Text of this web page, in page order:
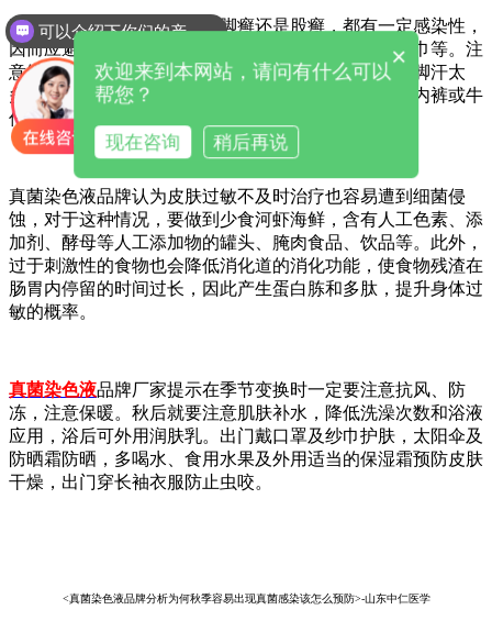
真菌染色液厂家提醒不论是脚癣还是股癣，都有一定感染性，
因而应避免同用公共浴室、游泳池、旅馆的凉拖或毛巾等。注
意维持脚部清理干躁，穿透气性好的袜子，以免造成脚汗太
多，脚臭加重，应勤换袜子。勤换内裤，不穿紧身的内裤或牛
仔裤。勤洗澡，保持身体清理。
真菌染色液品牌认为皮肤过敏不及时治疗也容易遭到细菌侵
蚀，对于这种情况，要做到少食河虾海鲜，含有人工色素、添
加剂、酵母等人工添加物的罐头、腌肉食品、饮品等。此外，
过于刺激性的食物也会降低消化道的消化功能，使食物残渣在
肠胃内停留的时间过长，因此产生蛋白胨和多肽，提升身体过
敏的概率。
真菌染色液品牌厂家提示在季节变换时一定要注意抗风、防
冻，注意保暖。秋后就要注意肌肤补水，降低洗澡次数和浴液
应用，浴后可外用润肤乳。出门戴口罩及纱巾护肤，太阳伞及
防晒霜防晒，多喝水、食用水果及外用适当的保湿霜预防皮肤
干燥，出门穿长袖衣服防止虫咬。
<真菌染色液品牌分析为何秋季容易出现真菌感染该怎么预防>-山东中仁医学
可以介绍下你们的产品么
×
欢迎来到本网站，请问有什么可以
帮您？
现在咨询 稍后再说